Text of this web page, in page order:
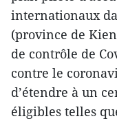
internationaux
(province de
de contrôle de
contre le
d’étendre à un
éligibles telles